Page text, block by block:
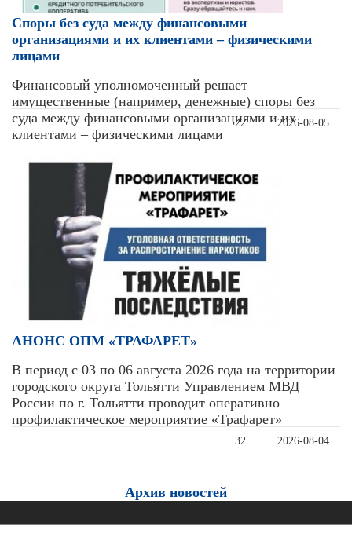
Cпоры без суда между финансовыми
организациями и их клиентами – физическими
лицами
Финансовый уполномоченный решает
имущественные (например, денежные) споры без
суда между финансовыми организациями и их
клиентами – физическими лицами
2026-08-05
22
АНОНС ОПМ «ТРАФАРЕТ»
В период с 03 по 06 августа 2026 года на территории
городского округа Тольятти Управлением МВД
России по г. Тольятти проводит оперативно –
профилактическое мероприятие «Трафарет»
2026-08-04
32
Архив новостей